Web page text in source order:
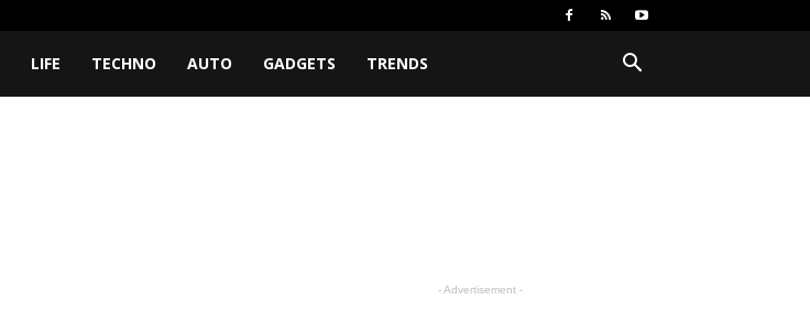
LIFE TECHNO AUTO GADGETS TRENDS
- Advertisement -